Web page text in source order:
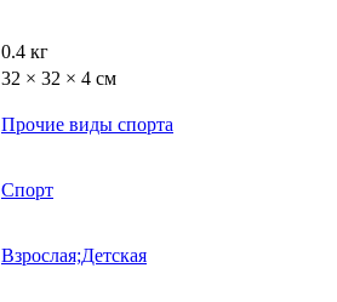
0.4 кг
32 × 32 × 4 см
Прочие виды спорта
Спорт
Взрослая;Детская